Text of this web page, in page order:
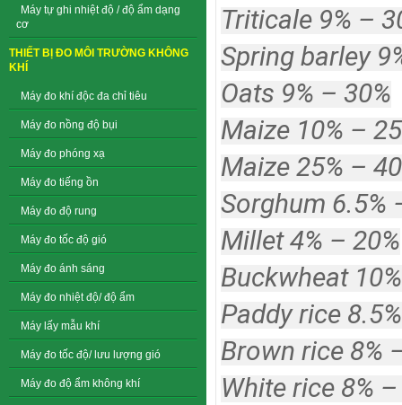
Máy tự ghi nhiệt độ / độ ẩm dạng
cơ
THIẾT BỊ ĐO MÔI TRƯỜNG KHÔNG
KHÍ
Máy đo khí độc đa chỉ tiêu
Máy đo nồng độ bụi
Máy đo phóng xạ
Máy đo tiếng ồn
Máy đo độ rung
Máy đo tốc độ gió
Máy đo ánh sáng
Máy đo nhiệt độ/ độ ẩm
Máy lấy mẫu khí
Máy đo tốc độ/ lưu lượng gió
Máy đo độ ẩm không khí
Triticale 9% –
Spring barley
Oats 9% – 30%
Maize 10% –
Maize 25% –
Sorghum 6.5%
Millet 4% – 20%
Buckwheat
Paddy rice
Brown rice 8%
White rice 8%